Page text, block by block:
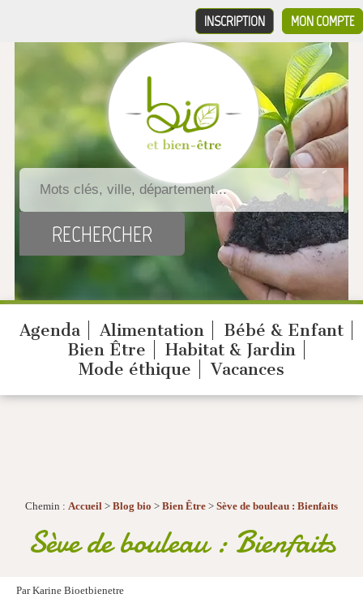
MON COMPTE
INSCRIPTION
Agenda Alimentation
Bébé & Enfant
Bien Être
Habitat & Jardin
Mode éthique
Vacances
Chemin : Accueil > Blog bio > Bien Être > Sève de bouleau : Bienfaits
Sève de bouleau : Bienfaits
ParKarine Bioetbienetre